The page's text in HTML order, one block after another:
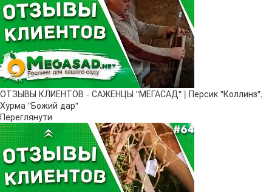
ОТЗЫВЫ КЛИЕНТОВ - САЖЕНЦЫ "МЕГАСАД" | Персик "Коллинз",
Хурма "Божий дар"
Переглянути